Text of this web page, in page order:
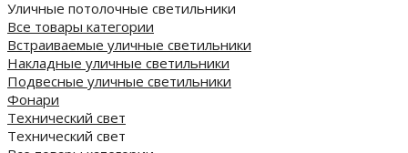
Уличные потолочные светильники
Все товары категории
Встраиваемые уличные светильники
Накладные уличные светильники
Подвесные уличные светильники
Фонари
Технический свет
Технический свет